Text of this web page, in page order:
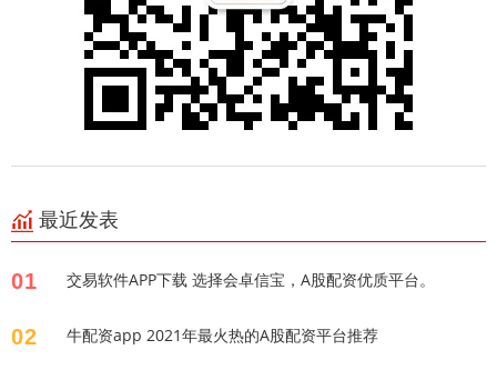
最近发表
01 交易软件APP下载 选择会卓信宝，A股配资优质平台。
02 牛配资app 2021年最火热的A股配资平台推荐